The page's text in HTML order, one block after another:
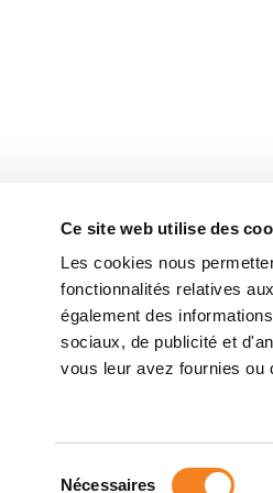
Ce site web utilise des
Les cookies nous
fonctionnalités relatives
également des
sociaux, de publicité et
vous leur avez fournies ou
Nécessaires